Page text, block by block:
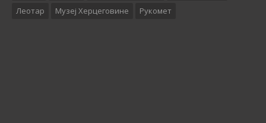
Леотар
Музеј Херцеговине Рукомет